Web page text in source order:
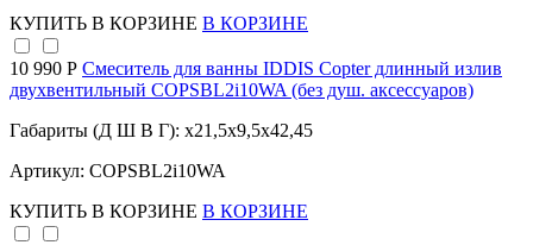
КУПИТЬ В КОРЗИНЕ В КОРЗИНЕ
10 990 Р Смеситель для ванны IDDIS Copter длинный излив
двухвентильный COPSBL2i10WA (без душ. аксессуаров)
Габариты (Д Ш В Г): x21,5x9,5x42,45
Артикул: COPSBL2i10WA
КУПИТЬ В КОРЗИНЕ В КОРЗИНЕ